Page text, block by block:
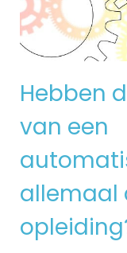
Hebben
van een
allemaal